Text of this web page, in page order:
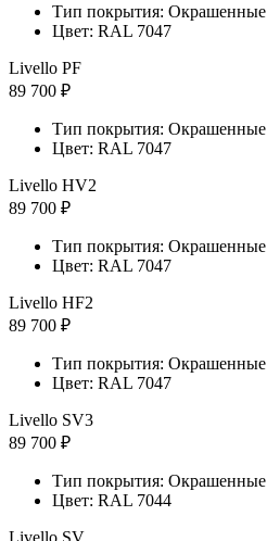
Тип покрытия: Окрашенные
Цвет: RAL 7047
Livello PF
89 700 ₽
Тип покрытия: Окрашенные
Цвет: RAL 7047
Livello HV2
89 700 ₽
Тип покрытия: Окрашенные
Цвет: RAL 7047
Livello HF2
89 700 ₽
Тип покрытия: Окрашенные
Цвет: RAL 7047
Livello SV3
89 700 ₽
Тип покрытия: Окрашенные
Цвет: RAL 7044
Livello SV